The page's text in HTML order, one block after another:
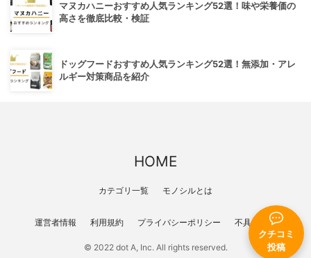
クチコミ
投稿
マヌカハニーおすすめ人気ランキング52選！味や栄養価の
高さを徹底比較・検証
ドッグフードおすすめ人気ランキング52選！無添加・アレ
ルギー対策商品を紹介
HOME
カテゴリ一覧 モノシルとは
運営者情報 利用規約 プライバシーポリシー 不具合報告
© 2022 dot A, Inc. All rights reserved.